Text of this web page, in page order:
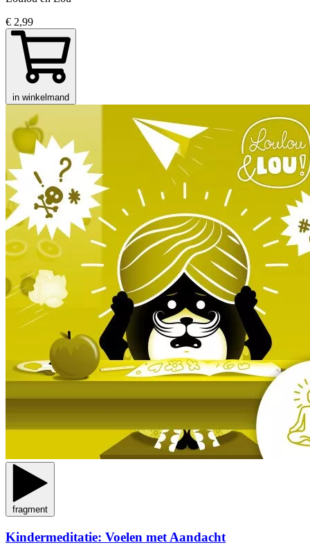
€ 2,99
in winkelmand
fragment
Kindermeditatie: Voelen met Aandacht